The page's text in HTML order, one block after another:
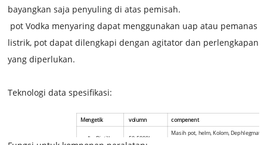
bayangkan saja penyuling di atas pemisah.
pot Vodka menyaring dapat menggunakan uap atau pemanas
listrik, pot dapat dilengkapi dengan agitator dan perlengkapan
yang diperlukan.
Teknologi data spesifikasi:
Mengetik volumn compenent
vodka Distiller 50-5000L
Masih pot, helm, Kolom, Dephlegmator,